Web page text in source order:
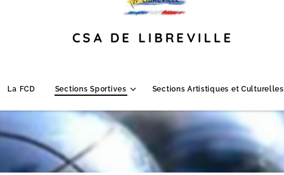
CSA DE LIBREVILLE
La FCD Sections Sportives Sections Artistiques et Culturelles